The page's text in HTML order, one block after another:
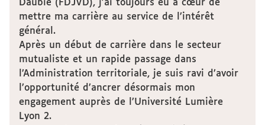
Daubié (FDJVD), j’ai toujours eu à cœur de
mettre ma carrière au service de l’intérêt
général.
Après un début de carrière dans le secteur
mutualiste et un rapide passage dans
l’Administration territoriale, je suis ravi d’avoir
l’opportunité d’ancrer désormais mon
engagement auprès de l’Université Lumière
Lyon 2.